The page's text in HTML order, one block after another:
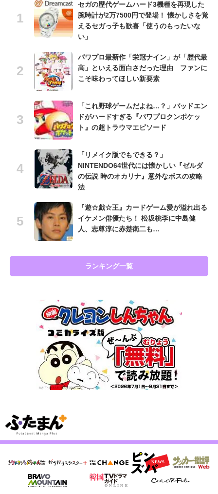
セガの歴代ゲームハード3機種を再現した
腕時計が2万7500円で登場！ 懐かしさを覚
えるセガっ子も歓喜「使うのもったいな
い」
パワプロ最新作「栄冠ナイン」が「歴代最
高」といえる面白さだった理由 ファンに
こそ味わってほしい新要素
「これ野球ゲームだよね…？」バッドエン
ドがハードすぎる『パワプロクンポケッ
ト』の超トラウマエピソード
「リメイク版でもできる？」
NINTENDO64世代には懐かしい『ゼルダ
の伝説 時のオカリナ』意外なボスの攻略
法
『遊☆戯☆王』カードゲーム愛が溢れ出る
イケメン俳優たち！ 松坂桃李に中島健
人、志尊淳に赤楚衛二も…
ランキング一覧